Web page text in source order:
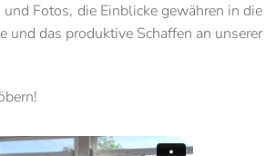
und Fotos, die Einblicke gewähren in die
und das produktive Schaffen an unserer